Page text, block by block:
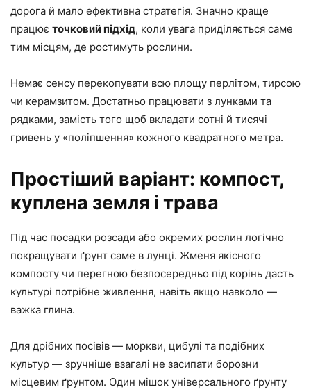
дорога й мало ефективна стратегія. Значно краще
працює точковий підхід, коли увага приділяється саме
тим місцям, де ростимуть рослини.
Немає сенсу перекопувати всю площу перлітом, тирсою
чи керамзитом. Достатньо працювати з лунками та
рядками, замість того щоб вкладати сотні й тисячі
гривень у «поліпшення» кожного квадратного метра.
Простіший варіант: компост,
куплена земля і трава
Під час посадки розсади або окремих рослин логічно
покращувати ґрунт саме в лунці. Жменя якісного
компосту чи перегною безпосередньо під корінь дасть
культурі потрібне живлення, навіть якщо навколо —
важка глина.
Для дрібних посівів — моркви, цибулі та подібних
культур — зручніше взагалі не засипати борозни
місцевим ґрунтом. Один мішок універсального ґрунту